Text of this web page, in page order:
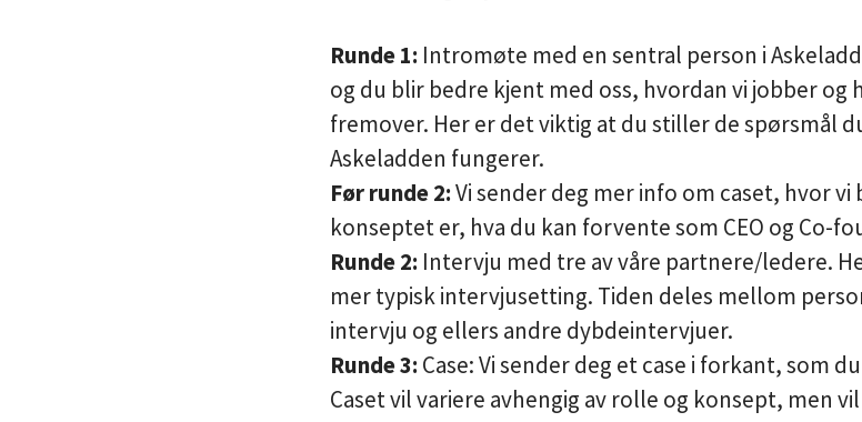
Runde 1: Intromøte med en sentral person i
og du blir bedre kjent med oss, hvordan vi jobber og
fremover. Her er det viktig at du stiller de spørsmål
Askeladden fungerer.
Før runde 2:Vi sender deg mer info om caset, hvor
konseptet er, hva du kan forvente som CEO og Co-
Runde 2: Intervju med tre av våre partnere/ledere.
mer typisk intervjusetting. Tiden deles mellom
intervju og ellers andre dybdeintervjuer.
Runde 3: Case: Vi sender deg et case i forkant, som
Caset vil variere avhengig av rolle og konsept, men